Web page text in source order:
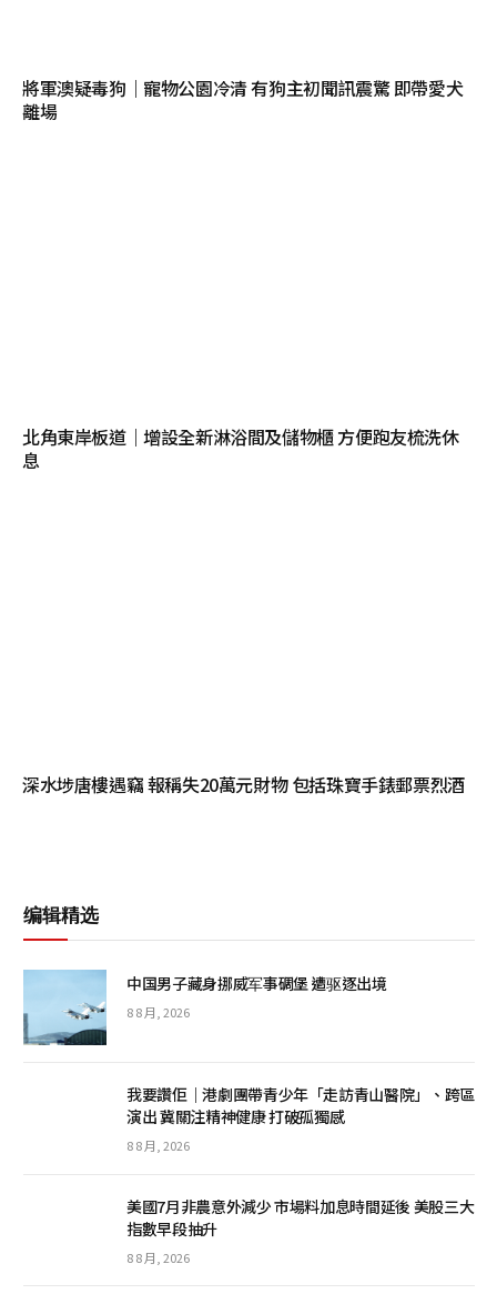
將軍澳疑毒狗｜寵物公園冷清 有狗主初聞訊震驚 即帶愛犬
離場
北角東岸板道｜增設全新淋浴間及儲物櫃 方便跑友梳洗休
息
深水埗唐樓遇竊 報稱失20萬元財物 包括珠寶手錶郵票烈酒
编辑精选
中国男子藏身挪威军事碉堡 遭驱逐出境
8 8 月, 2026
我要讚佢｜港劇團帶青少年「走訪青山醫院」、跨區
演出 冀關注精神健康 打破孤獨感
8 8 月, 2026
美國7月非農意外減少 市場料加息時間延後 美股三大
指數早段抽升
8 8 月, 2026